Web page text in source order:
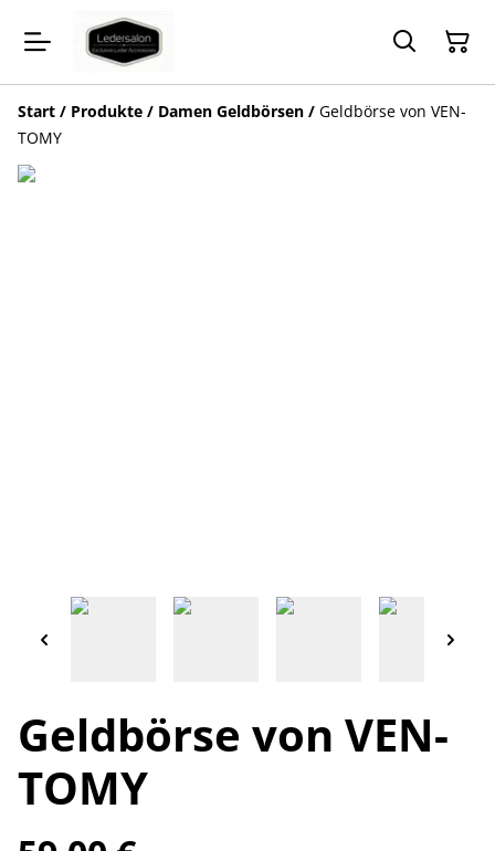
Start / Produkte / Damen Geldbörsen / Geldbörse von VEN-
TOMY
Geldbörse von VEN-
TOMY